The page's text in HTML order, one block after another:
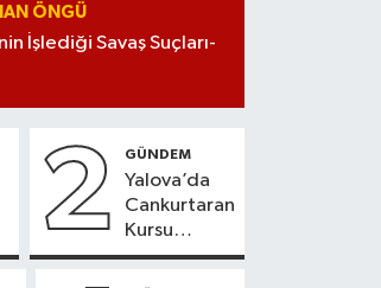
ÖNGÜ
İşlediği Savaş Suçları-
2 GÜNDEM
Yalova’da
Cankurtaran
Kursu
Kayıtları